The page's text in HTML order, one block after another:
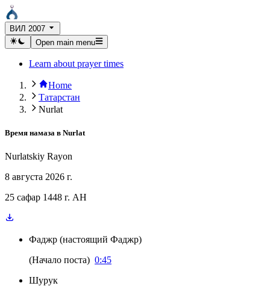
ВИЛ 2007
Open main menu
Learn about prayer times
Home
Татарстан
Nurlat
Время намаза в Nurlat
Nurlatskiy Rayon
8 августа 2026 г.
25 сафар 1448 г. AH
Фаджр (настоящий Фаджр)
(Начало поста) 0:45
Шурук